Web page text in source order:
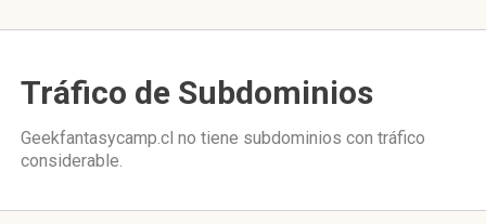
Tráfico de Subdominios
Geekfantasycamp.cl no tiene subdominios con tráfico
considerable.